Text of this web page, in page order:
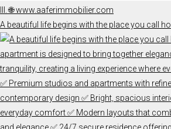
A beautiful life begins with the place you call ho